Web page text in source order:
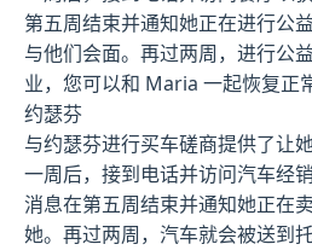
第五周结束并通知她正在进行公
与他们会面。再过两周，进行公
业，您可以和 Maria 一起恢复正
约瑟芬
与约瑟芬进行买车磋商提供了让
一周后，接到电话并访问汽车经
消息在第五周结束并通知她正在
她。再过两周，汽车就会被送到